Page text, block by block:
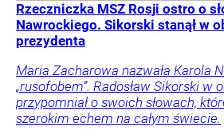
Rzeczniczka MSZ Rosji ostro o
Nawrockiego. Sikorski stanął w
prezydenta
Maria Zacharowa nazwała Karola
„rusofobem”. Radosław Sikorski w
przypomniał o swoich słowach,
szerokim echem na całym świecie.